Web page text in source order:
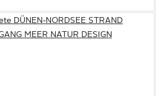
DÜNEN-NORDSEE STRAND
MEER NATUR DESIGN